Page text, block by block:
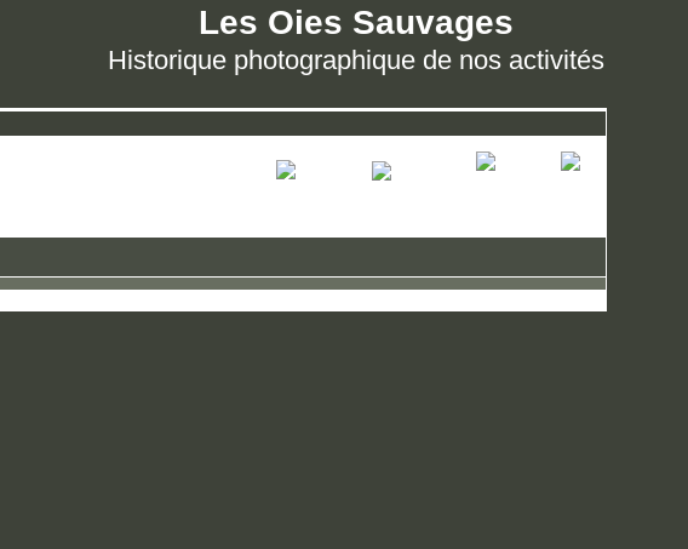
Les Oies Sauvages
Historique photographique de nos activités